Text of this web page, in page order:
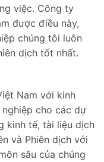
việc. Công ty
được điều này,
chúng tôi luôn
dịch tốt nhất.
Nam với kinh
nghiệp cho các dự
kinh tế, tài liệu dịch
và Phiên dịch với
sâu của chúng